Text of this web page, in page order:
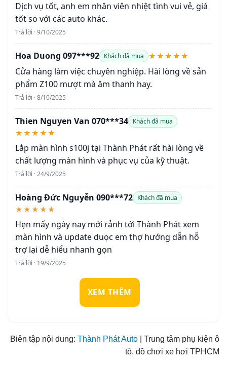
Dịch vụ tốt, anh em nhân viên nhiệt tình vui vẻ, giá
tốt so với các auto khác.
Trả lời · 9/10/2025
Hoa Duong 097***92 Khách đã mua ★★★★★
Cửa hàng làm việc chuyên nghiệp. Hài lòng về sản
phẩm Z100 mượt mà âm thanh hay.
Trả lời · 8/10/2025
Thien Nguyen Van 070***34 Khách đã mua
★★★★★
Lắp màn hình s100j tại Thành Phát rất hài lòng về
chất lượng màn hình và phục vụ của kỹ thuật.
Trả lời · 24/9/2025
Hoàng Đức Nguyễn 090***72 Khách đã mua
★★★★★
Hẹn mấy ngày nay mới rảnh tới Thành Phát xem
màn hình và update duọc em thợ hướng dẫn hỗ
trợ lại dễ hiểu nhanh gọn
Trả lời · 19/9/2025
XEM THÊM
Biên tập nội dung: Thành Phát Auto | Trung tâm phụ kiện ô
tô, đồ chơi xe hơi TPHCM